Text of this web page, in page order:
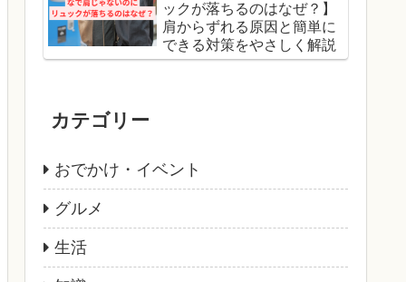
ックが落ちるのはなぜ？】
肩からずれる原因と簡単に
できる対策をやさしく解説
カテゴリー
おでかけ・イベント
グルメ
生活